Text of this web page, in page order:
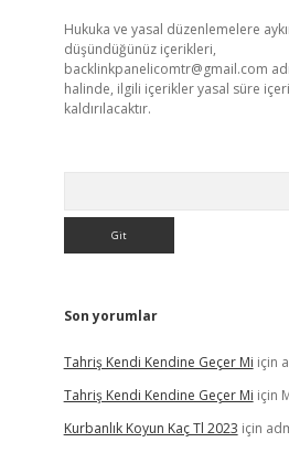
Hukuka ve yasal düzenlemelere
düşündüğünüz içerikleri,
backlinkpanelicomtr@gmail.com
halinde, ilgili içerikler yasal süre
kaldırılacaktır.
Son yorumlar
Tahriş Kendi Kendine Geçer Mi için
Tahriş Kendi Kendine Geçer Mi için
Kurbanlık Koyun Kaç Tl 2023 için